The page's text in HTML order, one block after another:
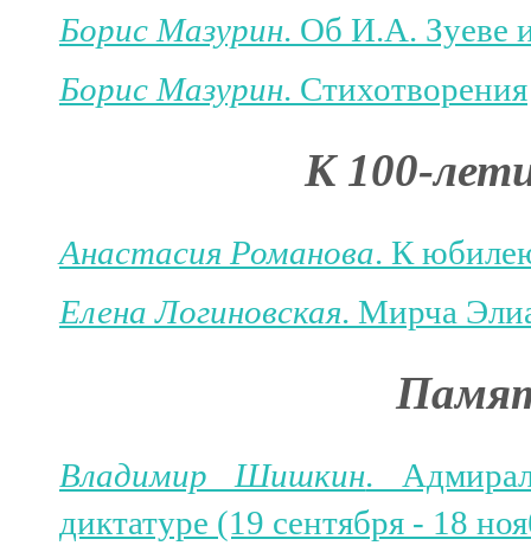
Борис Мазурин. Об И.А. Зуеве
Борис Мазурин. Стихотворения
К 100-
Анастасия Романова. К
Елена Логиновская. Мирча
Владимир Шишкин.
диктатуре (19 сентября - 18